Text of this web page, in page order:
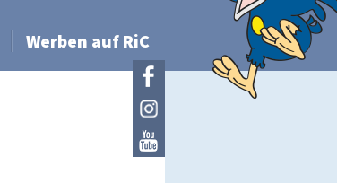
Werben auf RiC